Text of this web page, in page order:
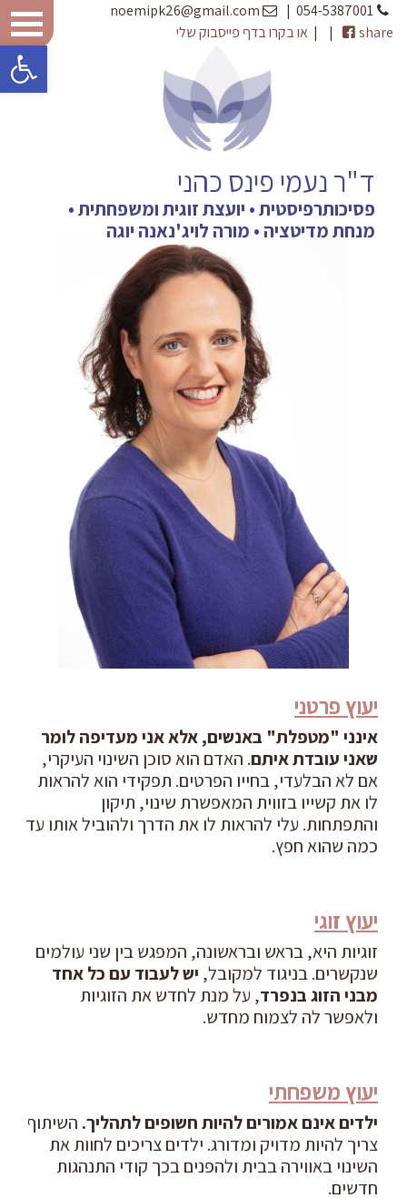
054-5387001
|
noemipk26@gmail.com
|
share
| או בקרו בדף פייסבוק שלי
ד"ר נעמי פינס כהני
פסיכותרפיסטית • יועצת זוגית ומשפחתית •
מנחת מדיטציה • מורה לויג'נאנה יוגה
יעוץ פרטני
אינני "מטפלת" באנשים, אלא אני מעדיפה לומר
שאני עובדת איתם. האדם הוא סוכן השינוי העיקרי,
אם לא הבלעדי, בחייו הפרטים. תפקידי הוא להראות
לו את קשייו בזווית המאפשרת שינוי, תיקון
והתפתחות. עלי להראות לו את הדרך ולהוביל אותו עד
כמה שהוא חפץ.
יעוץ זוגי
זוגיות היא, בראש ובראשונה, המפגש בין שני עולמים
שנקשרים. בניגוד למקובל, יש לעבוד עם כל אחד
מבני הזוג בנפרד, על מנת לחדש את הזוגיות
ולאפשר לה לצמוח מחדש.
יעוץ משפחתי
ילדים אינם אמורים להיות חשופים לתהליך. השיתוף
צריך להיות מדויק ומדורג. ילדים צריכים לחוות את
השינוי באווירה בבית ולהפנים בכך קודי התנהגות
חדשים.
אודותי
אודותי
למדתי לראות את החיים בראיה כוללת. תחושות, מחשבות או
אירועים שלא זכו להסבר מספק קיבלו פתאום משמעות. פתאום
נראה היה שיש חומר לעבודה קונקרטית על החיים. ההתלהבות
הובילה אותי בהרפתקה הנפלאה, חיי השתנו וקיבלו עומק חדש
ובסיס איתן.
השקפת חיים ודרך טיפולית
דרכי הטיפולית היא השקפת-עולם. השקפת העולם שלי מבוססת
על שלושה נדבכים עיקריים: השכלה גבוהה, הכשרה רחבה
ונסיון-חיים. ייחודיות הדרך שלי נובעת מראיית עולם רחבה וקוהרנטית